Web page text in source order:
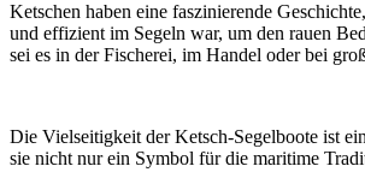
Ketschen haben eine faszinierende
und effizient im Segeln war, um den rauen
sei es in der Fischerei, im Handel oder bei
Die Vielseitigkeit der Ketsch-Segelboote ist
sie nicht nur ein Symbol für die maritime